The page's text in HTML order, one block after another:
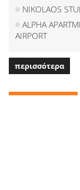
NIKOLAOS
ALPHA
AIRPORT
περισσότερα